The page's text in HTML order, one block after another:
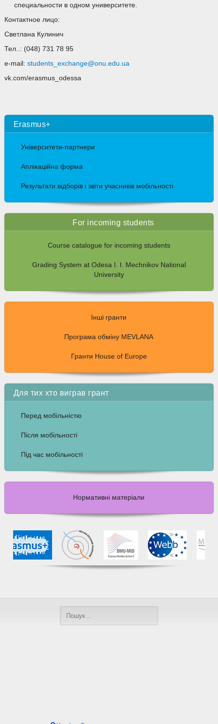
специальности в одном университете.
Контактное лицо:
Светлана Кулинич
Тел..: (048) 731 78 95
e-mail: students_exchange@onu.edu.ua
vk.com/erasmus_odessa
Erasmus+
Університети-партнери
Аплікаційна форма
Результати відборів і звіти учасників мобільності
For incoming students
Course catalogue for incoming students
Grading System at Odesa I. I. Mechnikov National
University
Інші гранти
Програма обміну MEVLANA
Гранти House of Europe
Для тих хто виграв грант
Перед мобільністю
Після мобільності
Під час мобільності
Нормативні матеріали